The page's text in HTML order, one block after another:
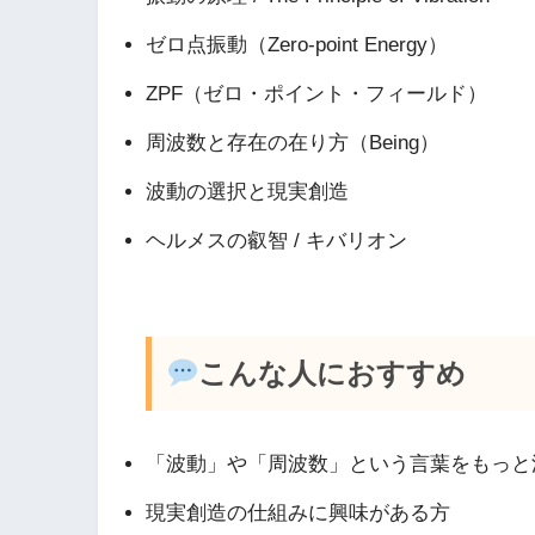
ゼロ点振動（Zero-point Energy）
ZPF（ゼロ・ポイント・フィールド）
周波数と存在の在り方（Being）
波動の選択と現実創造
ヘルメスの叡智 / キバリオン
こんな人におすすめ
「波動」や「周波数」という言葉をもっ
現実創造の仕組みに興味がある方